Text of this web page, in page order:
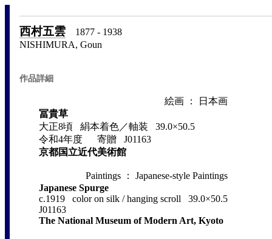
西村五雲 1877 - 1938
NISHIMURA, Goun
作品詳細
絵画 ： 日本画
冨貴草
大正8頃 絹本着色／軸装 39.0×50.5
令和4年度 寄贈 J01163
京都国立近代美術館
Paintings ： Japanese-style Paintings
Japanese Spurge
c.1919 color on silk / hanging scroll 39.0×50.5
J01163
The National Museum of Modern Art, Kyoto